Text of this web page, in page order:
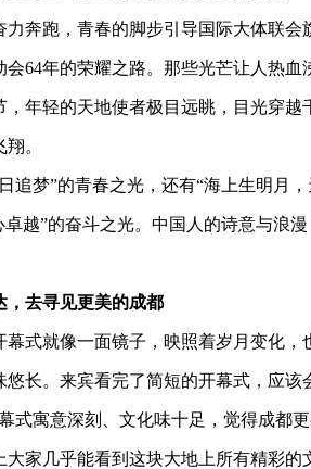
力奔跑，青春的脚步引导国际大体联
会64年的荣耀之路。那些光芒让人热
，年轻的天地使者极目远眺，目光穿
。
追梦”的青春之光，还有“海上生明月
卓越”的奋斗之光。中国人的诗意与浪
，去寻见更美的成都
幕式就像一面镜子，映照着岁月变化
悠长。来宾看完了简短的开幕式，应该
式寓意深刻、文化味十足，觉得成都
大家几乎能看到这块大地上所有精彩